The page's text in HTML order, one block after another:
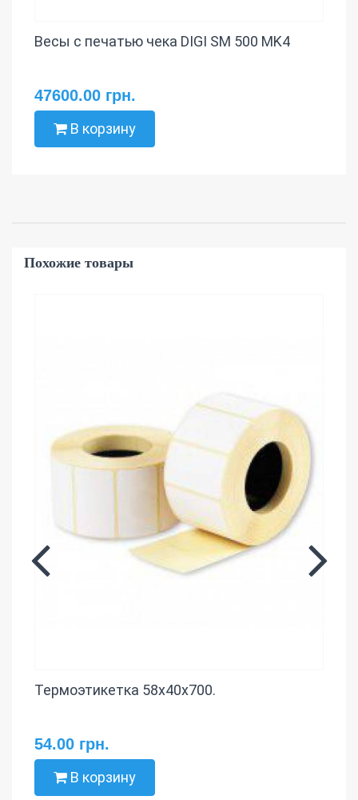
Весы с печатью чека DIGI SM 500 MK4
47600.00 грн.
В корзину
Похожие товары
Термоэтикетка 58х40х700.
54.00 грн.
В корзину